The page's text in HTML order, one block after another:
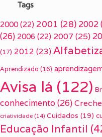
Tags
2000 (22) 2001 (28) 2002
(26) 2006 (22) 2007 (25)
(17) 2012 (23)
Aprendizado (16)
Avisa lá (122)
conhecimento(26) Creche
criatividade (14) Cuidados (19)
Educação Infantil